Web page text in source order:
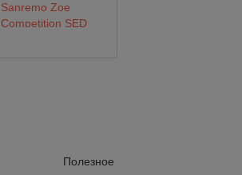
Sanremo Zoe
Competition SED
Полезное